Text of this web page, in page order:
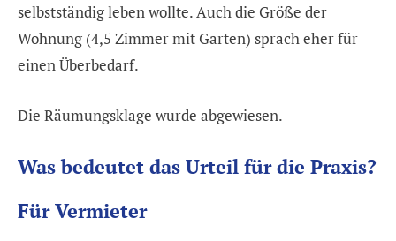
selbstständig leben wollte. Auch die Größe der
Wohnung (4,5 Zimmer mit Garten) sprach eher für
einen Überbedarf.
Die Räumungsklage wurde abgewiesen.
Was bedeutet das Urteil für die Praxis?
Für Vermieter